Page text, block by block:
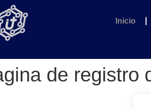
Inicio
de registro